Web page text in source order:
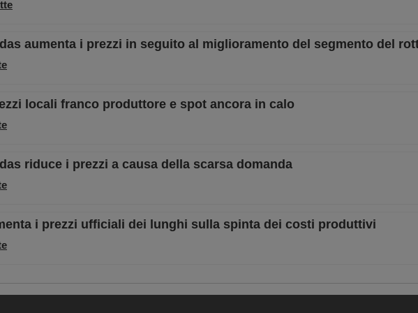
aumenta i prezzi in seguito al miglioramento del segmento del
locali franco produttore e spot ancora in calo
riduce i prezzi a causa della scarsa domanda
i prezzi ufficiali dei lunghi sulla spinta dei costi produttivi